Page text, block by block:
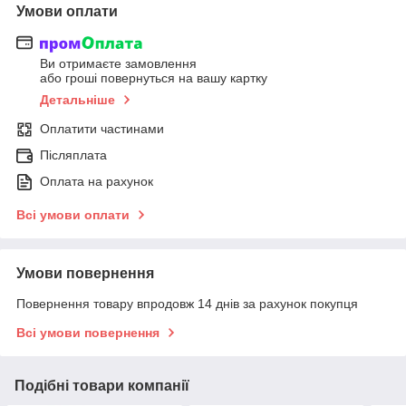
Умови оплати
Ви отримаєте замовлення
або гроші повернуться на вашу картку
Детальніше
Оплатити частинами
Післяплата
Оплата на рахунок
Всі умови оплати
Умови повернення
Повернення товару впродовж 14 днів за рахунок покупця
Всі умови повернення
Подібні товари компанії